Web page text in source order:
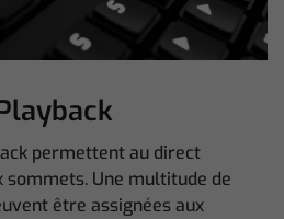
permettent au direct
sommets. Une multitude de
être assignées aux